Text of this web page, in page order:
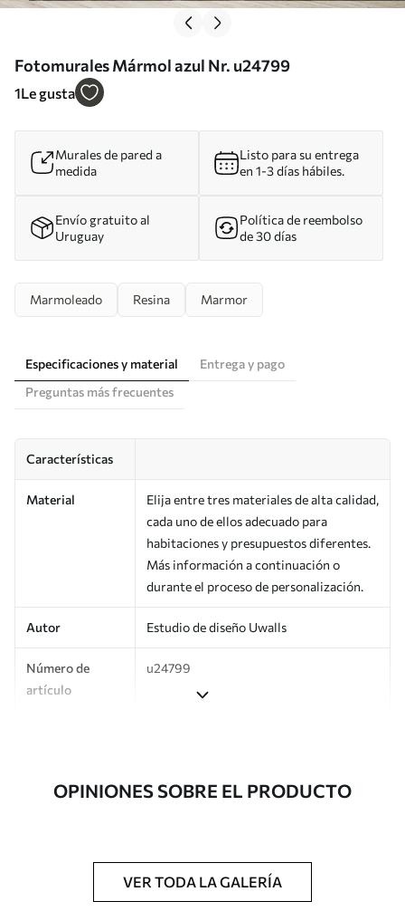
Fotomurales Mármol azul Nr. u24799
1Le gusta
Murales de pared a
medida
Listo para su entrega
en 1-3 días hábiles.
Envío gratuito al
Uruguay
Política de reembolso
de 30 días
Marmoleado Resina Marmor
Especificaciones y material
Entrega y pago
Preguntas más frecuentes
Características
Material
Elija entre tres materiales de alta calidad,
cada uno de ellos adecuado para
habitaciones y presupuestos diferentes.
Más información a continuación o
durante el proceso de personalización.
Autor Estudio de diseño Uwalls
Número de
artículo
u24799
Adicionalmente
Disponible con recubrimiento de barniz
esponja suave. Los murales de pared con
recubrimiento de barniz pueden
OPINIONES SOBRE EL PRODUCTO
VER TODA LA GALERÍA